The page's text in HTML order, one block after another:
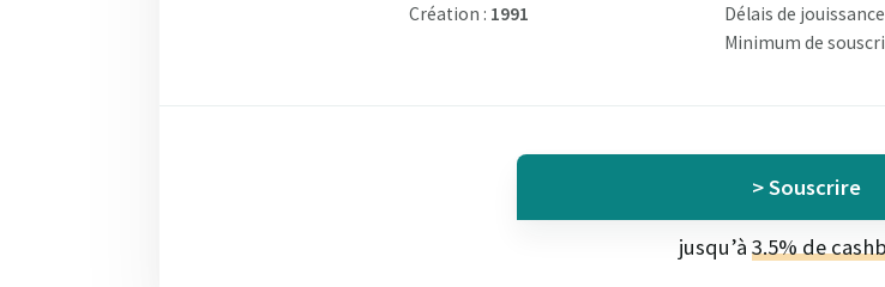
Création : 1991
Délais de
Minimum de
> Souscrire
jusqu’à 3.5% de